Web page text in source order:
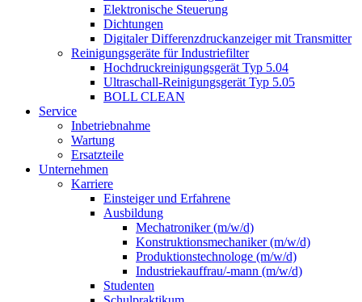
Elektronische Steuerung
Dichtungen
Digitaler Differenzdruckanzeiger mit Transmitter
Reinigungsgeräte für Industriefilter
Hochdruckreinigungsgerät Typ 5.04
Ultraschall-Reinigungsgerät Typ 5.05
BOLL CLEAN
Service
Inbetriebnahme
Wartung
Ersatzteile
Unternehmen
Karriere
Einsteiger und Erfahrene
Ausbildung
Mechatroniker (m/w/d)
Konstruktionsmechaniker (m/w/d)
Produktionstechnologe (m/w/d)
Industriekauffrau/-mann (m/w/d)
Studenten